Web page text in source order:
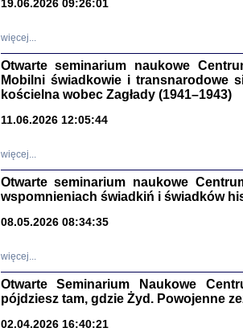
19.06.2026 09:26:01
więcej...
Otwarte seminarium naukowe
Mobilni świadkowie i transnarodowe
kościelna wobec Zagłady (1941–1943)
11.06.2026 12:05:44
więcej...
Otwarte seminarium naukowe
wspomnieniach świadkiń i świadków
08.05.2026 08:34:35
więcej...
Otwarte Seminarium Naukowe
pójdziesz tam, gdzie Żyd. Powojenne
02.04.2026 16:40:21